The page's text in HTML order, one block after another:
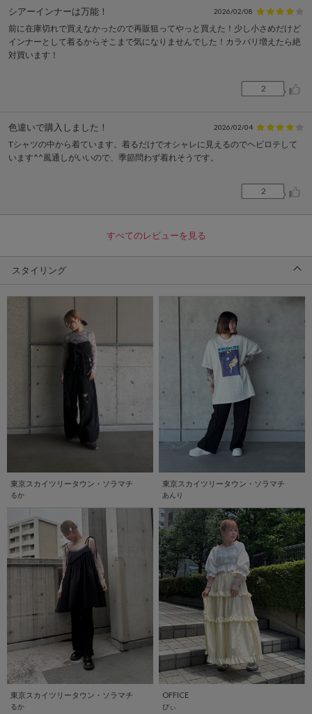
シアーインナーは万能！ 2026/02/08
前に在庫切れで買えなかったので再販狙ってやっと買えた！少し小さめだけど
インナーとして着るからそこまで気になりませんでした！カラバリ増えたら絶
対買います！
2
色違いで購入しました！ 2026/02/04
Tシャツの中から着ています。着るだけでオシャレに見えるのでヘビロテして
います^^風通しがいいので、季節問わず着れそうです。
2
すべてのレビューを見る
スタイリング
東京スカイツリータウン・ソラマチ
るか
東京スカイツリータウン・ソラマチ
あんり
東京スカイツリータウン・ソラマチ
るか
OFFICE
ぴぃ